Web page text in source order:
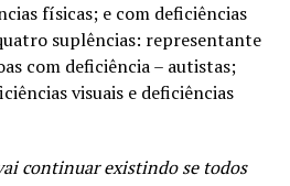
físicas; e com deficiências
suplências: representante
com deficiência – autistas;
visuais e deficiências
continuar existindo se todos